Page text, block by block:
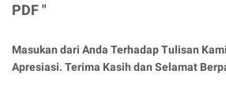
PDF "
Masukan dari Anda Terhadap Tulisan
Apresiasi. Terima Kasih dan Selamat